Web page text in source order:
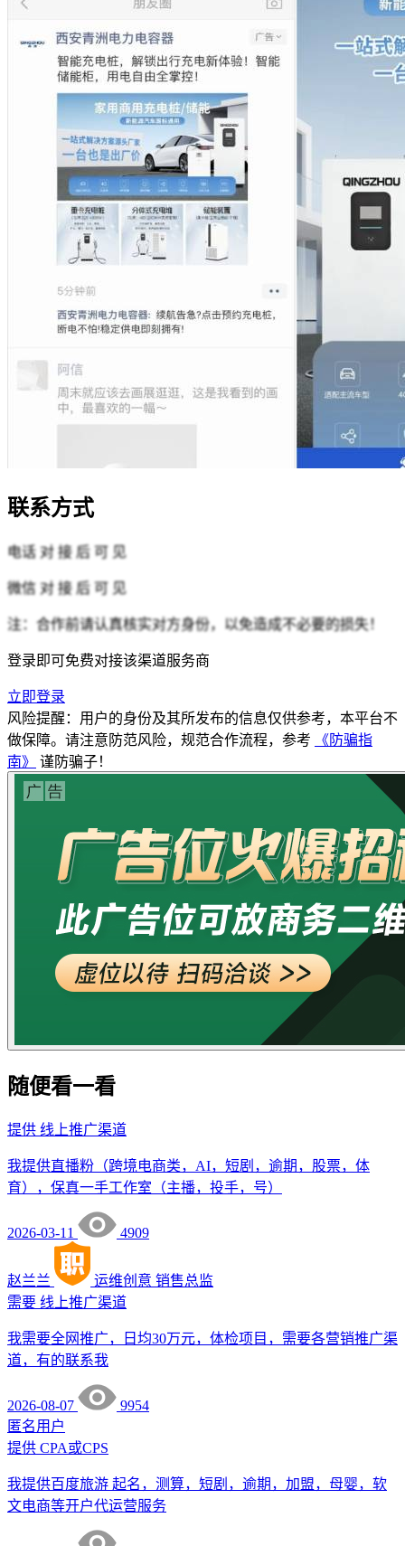
联系方式
电话 对 接 后 可 见
微信 对 接 后 可 见
注：合作前请认真核实对方身份，以免造成不必要的损失！
登录即可免费对接该渠道服务商
立即登录
风险提醒：用户的身份及其所发布的信息仅供参考，本平台不
做保障。请注意防范风险，规范合作流程，参考
《防骗指
南》
谨防骗子！
随便看一看
提供 线上推广渠道
我提供直播粉（跨境电商类，AI，短剧，逾期，股票，体
育），保真一手工作室（主播，投手，号）
2026-03-11 4909
赵兰兰 运维创意 销售总监
需要 线上推广渠道
我需要全网推广，日均30万元，体检项目，需要各营销推广渠
道，有的联系我
2026-08-07
9954
匿名用户
提供 CPA或CPS
我提供百度旅游 起名，测算，短剧，逾期，加盟，母婴，软
文电商等开户代运营服务